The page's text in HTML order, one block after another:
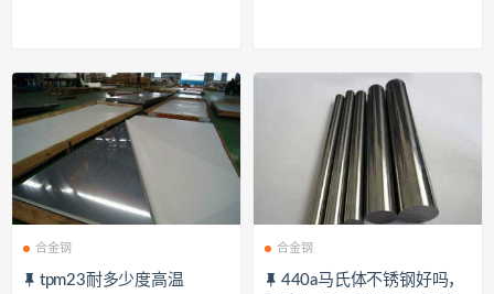
合金钢
tpm23耐多少度高温
合金钢
440a马氏体不锈钢好吗，